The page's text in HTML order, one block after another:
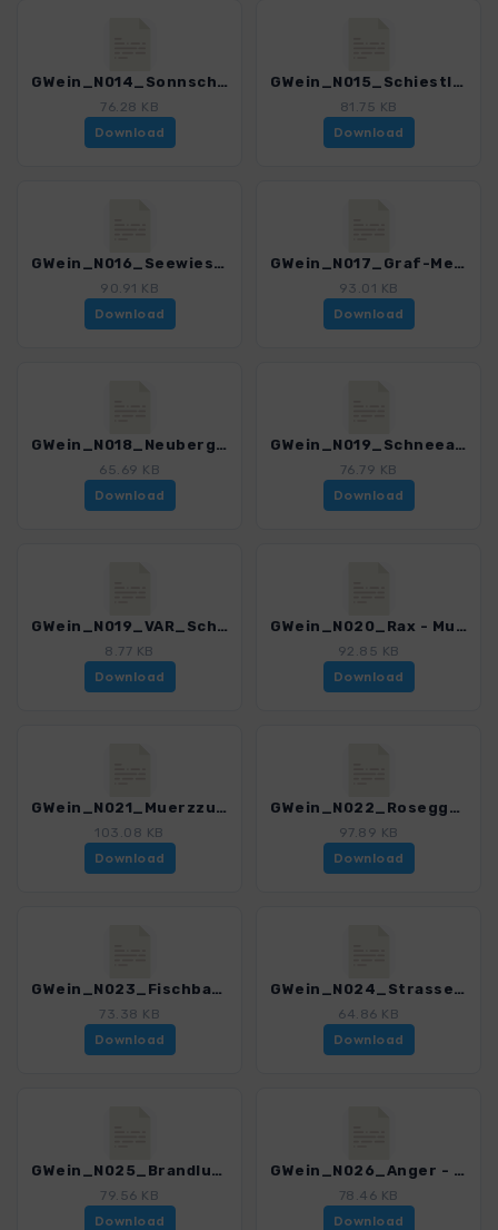
GWein_N014_Sonnschienalm - Schiestlhaus_4550_1.gpx
76.28 KB
Download
GWein_N015_Schiestlhaus - Seewiesen_4550_1.gpx
81.75 KB
Download
GWein_N016_Seewiesen - Graf-Meran-Haus_4550_1.gpx
90.91 KB
Download
GWein_N017_Graf-Meran-Haus - Neuberg_4550_1.gpx
93.01 KB
Download
GWein_N018_Neuberg - Schneealpe_4550_1.gpx
65.69 KB
Download
GWein_N019_Schneealpe - Rax_4550_1.gpx
76.79 KB
Download
GWein_N019_VAR_Schneealpe - Rax_4550_1.gpx
8.77 KB
Download
GWein_N020_Rax - Muerzzuschlag_4550_1.gpx
92.85 KB
Download
GWein_N021_Muerzzuschlag - Rosegger-Schutzhaus_4550_1.gpx
103.08 KB
Download
GWein_N022_Rosegger-Schutzhaus - Fischbach_4550_1.gpx
97.89 KB
Download
GWein_N023_Fischbach - Strassegg_4550_1.gpx
73.38 KB
Download
GWein_N024_Strassegg - Brandlucken_4550_1.gpx
64.86 KB
Download
GWein_N025_Brandlucken - Anger_4550_1.gpx
79.56 KB
Download
GWein_N026_Anger - Poellau_4550_1.gpx
78.46 KB
Download